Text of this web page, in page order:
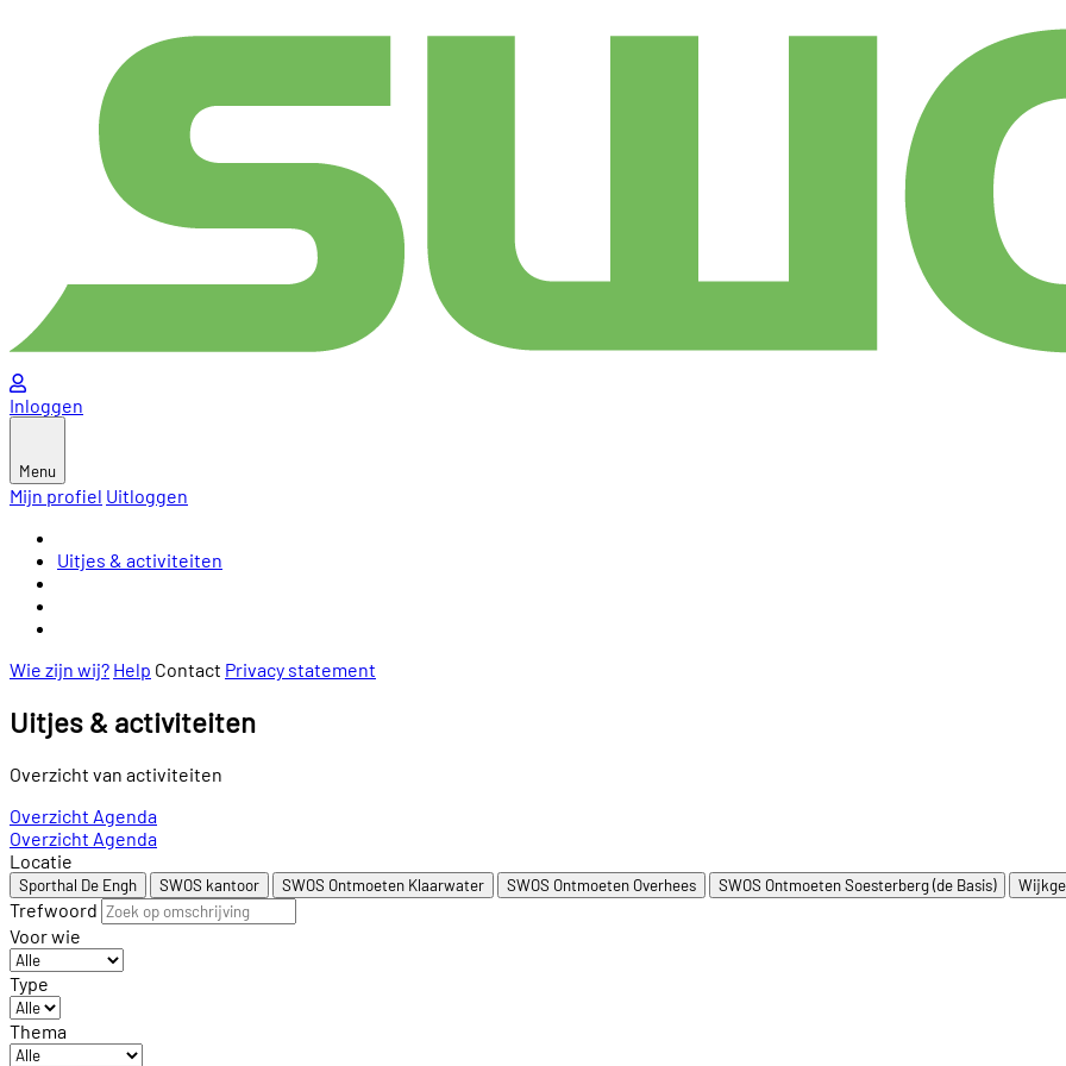
Inloggen
Menu
Mijn profiel Uitloggen
Uitjes & activiteiten
Wie zijn wij? Help Contact Privacy statement
Uitjes & activiteiten
Overzicht van activiteiten
Overzicht Agenda
Overzicht Agenda
Locatie
Sporthal De Engh SWOS kantoor SWOS Ontmoeten Klaarwater SWOS Ontmoeten Overhees SWOS Ontmoeten Soesterberg (de Basis)
Trefwoord
Voor wie
Type
Thema